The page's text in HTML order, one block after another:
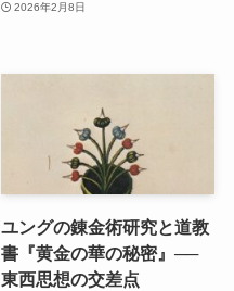
2026年2月8日
ユングの錬金術研究と道教
書『黄金の華の秘密』──
東西思想の交差点